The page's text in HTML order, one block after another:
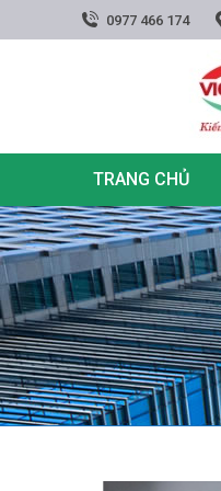
0977 466 174
TRANG CHỦ